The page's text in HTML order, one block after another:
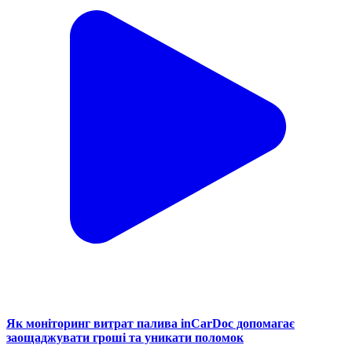
Як моніторинг витрат палива inCarDoc допомагає
заощаджувати гроші та уникати поломок